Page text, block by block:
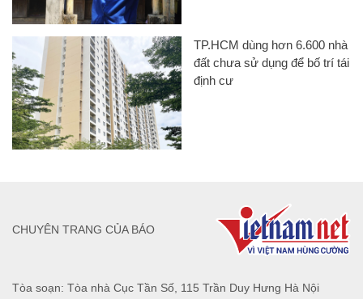
TP.HCM dùng hơn 6.600 nhà
đất chưa sử dụng để bố trí tái
định cư
Tòa soạn: Tòa nhà Cục Tần Số, 115 Trần Duy Hưng Hà Nội
CHUYÊN TRANG CỦA BÁO